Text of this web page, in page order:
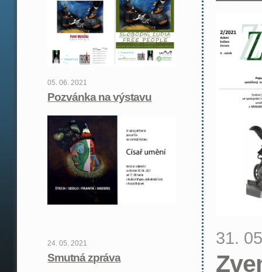
05. 06. 2021
Pozvánka na výstavu
24. 05. 2021
Smutná zpráva
31.